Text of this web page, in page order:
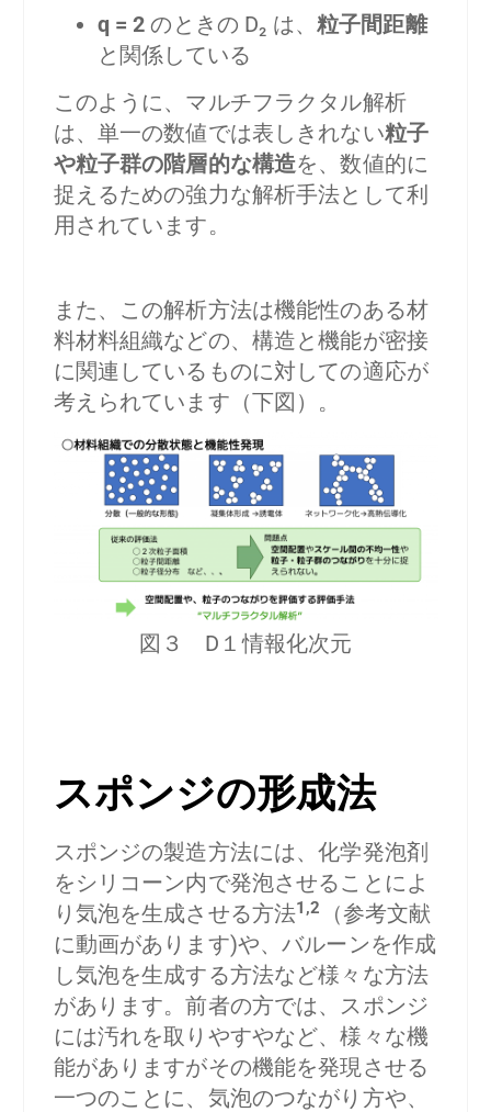
q = 2 のときの D₂ は、 粒子間距離
と関係している
このように、マルチフラクタル解析
は、単一の数値では表しきれない粒子
や粒子群の階層的な構造を、数値的に
捉えるための強力な解析手法として利
用されています。
また、この解析方法は機能性のある材
料材料組織などの、構造と機能が密接
に関連しているものに対しての適応が
考えられています（下図）。
図３ D１情報化次元
スポンジの形成法
スポンジの製造方法には、化学発泡剤
をシリコーン内で発泡させることによ
り気泡を生成させる方法1,2
（参考文献
に動画があります)や、バルーンを作成
し気泡を生成する方法など様々な方法
があります。前者の方では、スポンジ
には汚れを取りやすやなど、様々な機
能がありますがその機能を発現させる
一つのことに、気泡のつながり方や、